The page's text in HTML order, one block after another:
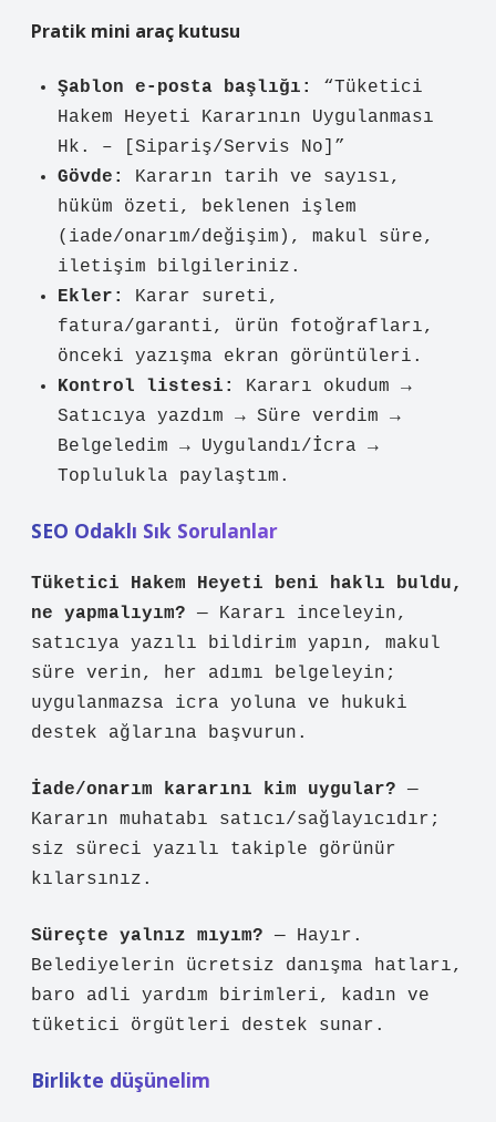
Pratik mini araç kutusu
Şablon e-posta başlığı:
“Tüketici
Hakem Heyeti Kararının Uygulanması
Hk. – [Sipariş/Servis No]”
Gövde:
Kararın tarih ve sayısı,
hüküm özeti, beklenen işlem
(iade/onarım/değişim), makul süre,
iletişim bilgileriniz.
Ekler:
Karar sureti,
fatura/garanti, ürün fotoğrafları,
önceki yazışma ekran görüntüleri.
Kontrol listesi:
Kararı okudum →
Satıcıya yazdım → Süre verdim →
Belgeledim → Uygulandı/İcra →
Toplulukla paylaştım.
SEO Odaklı Sık Sorulanlar
Tüketici Hakem Heyeti beni haklı buldu,
ne yapmalıyım? — Kararı inceleyin,
satıcıya yazılı bildirim yapın, makul
süre verin, her adımı belgeleyin;
uygulanmazsa icra yoluna ve hukuki
destek ağlarına başvurun.
İade/onarım kararını kim uygular? —
Kararın muhatabı satıcı/sağlayıcıdır;
siz süreci yazılı takiple görünür
kılarsınız.
Süreçte yalnız mıyım? — Hayır.
Belediyelerin ücretsiz danışma hatları,
baro adli yardım birimleri, kadın ve
tüketici örgütleri destek sunar.
Birlikte düşünelim